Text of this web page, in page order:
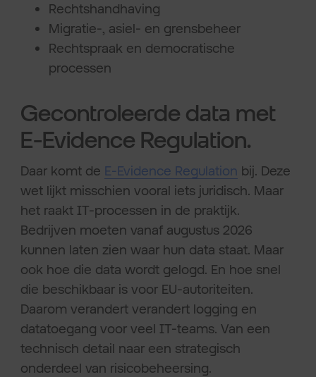
Rechtshandhaving
Migratie-, asiel- en grensbeheer
Rechtspraak en democratische
processen
Gecontroleerde data met
E-Evidence Regulation.
Daar komt de E-Evidence Regulation bij. Deze
wet lijkt misschien vooral iets juridisch. Maar
het raakt IT-processen in de praktijk.
Bedrijven moeten vanaf augustus 2026
kunnen laten zien waar hun data staat. Maar
ook hoe die data wordt gelogd. En hoe snel
die beschikbaar is voor EU-autoriteiten.
Daarom verandert verandert logging en
datatoegang voor veel IT-teams. Van een
technisch detail naar een strategisch
onderdeel van risicobeheersing.